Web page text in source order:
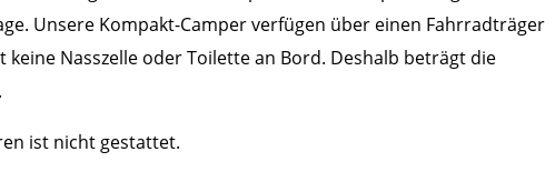
Unsere Kompakt-Camper verfügen über einen Fahrradträger
keine Nasszelle oder Toilette an Bord. Deshalb beträgt die
ist nicht gestattet.